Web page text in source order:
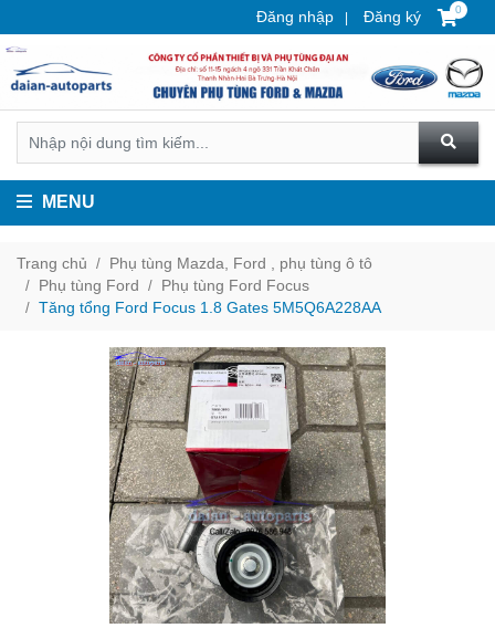
Đăng nhập Đăng ký 0
MENU
Trang chủ
Phụ tùng Mazda, Ford , phụ tùng ô tô
Phụ tùng Ford
Phụ tùng Ford Focus
Tăng tổng Ford Focus 1.8 Gates 5M5Q6A228AA